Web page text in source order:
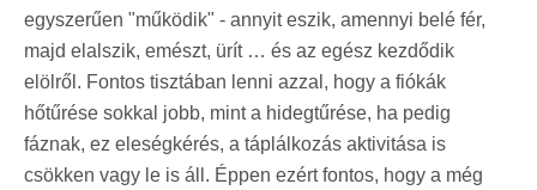
egyszerűen "működik" - annyit eszik, amennyi belé fér,
majd elalszik, emészt, ürít … és az egész kezdődik
elölről. Fontos tisztában lenni azzal, hogy a fiókák
hőtűrése sokkal jobb, mint a hidegtűrése, ha pedig
fáznak, ez eleségkérés, a táplálkozás aktivitása is
csökken vagy le is áll. Éppen ezért fontos, hogy a még